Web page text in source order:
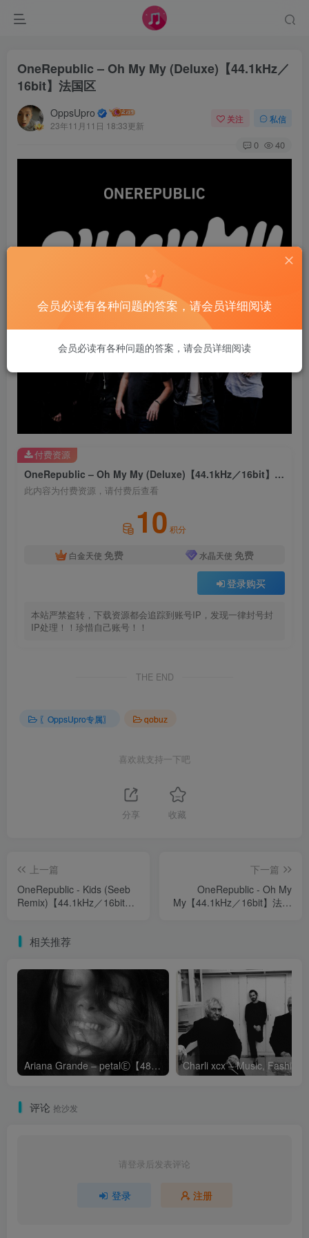
OneRepublic – Oh My My (Deluxe)【44.1kHz／
16bit】法国区
OppsUpro
23年11月11日 18:33更新
关注 私信
0 40
OneRepublic – Oh My My (Deluxe)【44.1kHz／16bit】法国区
此内容为付费资源，请付费后查看
10 积分
白金天使 免费 水晶天使 免费
登录购买
本站严禁盗转，下载资源都会追踪到账号IP，发现一律封号封
IP处理！！珍惜自己账号！！
付费资源
THE END
〖OppsUpro专属〗 qobuz
喜欢就支持一下吧
分享 收藏
上一篇
OneRepublic - Kids (Seeb
Remix)【44.1kHz／16bit】
下一篇
OneRepublic - Oh My
My【44.1kHz／16bit】法国
相关推荐
Ariana Grande – petalⒺ【48kHz／24bit】英国区
评论 抢沙发
请登录后发表评论
登录 注册
会员必读有各种问题的答案，请会员详细阅读
会员必读有各种问题的答案，请会员详细阅读